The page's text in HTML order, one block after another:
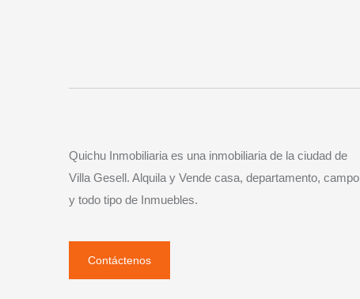
Quichu Inmobiliaria es una inmobiliaria de la ciudad de
Villa Gesell. Alquila y Vende casa, departamento, campo
y todo tipo de Inmuebles.
Contáctenos